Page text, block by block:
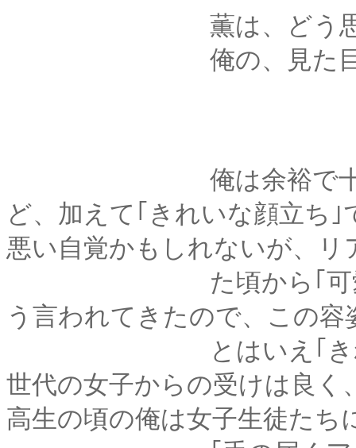
薫は、どう思って
俺の、見た目の
俺は余裕で十は若く
ど、加えて｢きれいな顔立ち
悪い自覚かもしれないが、リ
た頃から｢可愛くて
う言われてきたので、この
とはいえ｢きれいで
世代の女子からの受けは良く
高生の頃の俺は女子生徒たち